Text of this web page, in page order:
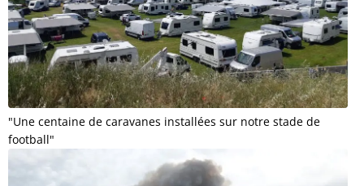
"Une centaine de caravanes installées sur notre stade de
football"